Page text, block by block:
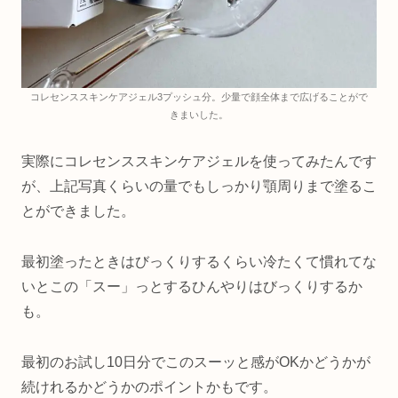
コレセンススキンケアジェル3プッシュ分。少量で顔全体まで広げることがで
きまいした。
実際にコレセンススキンケアジェルを使ってみたんです
が、上記写真くらいの量でもしっかり顎周りまで塗るこ
とができました。
最初塗ったときはびっくりするくらい冷たくて慣れてな
いとこの「スー」っとするひんやりはびっくりするか
も。
最初のお試し10日分でこのスーッと感がOKかどうかが
続けれるかどうかのポイントかもです。